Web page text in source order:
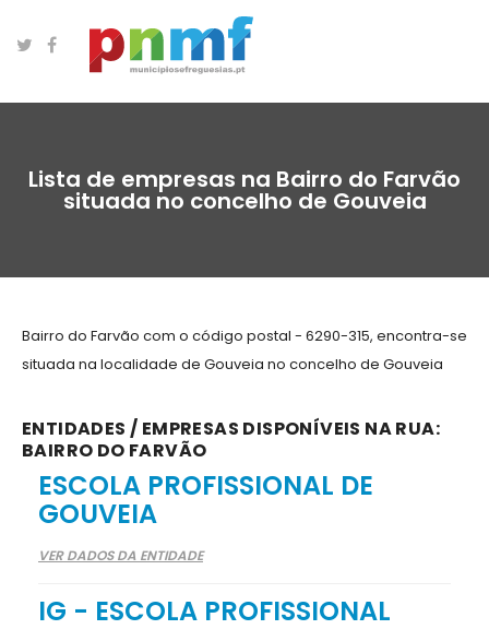
Lista de empresas na Bairro do Farvão
situada no concelho de Gouveia
Bairro do Farvão com o código postal - 6290-315, encontra-se
situada na localidade de Gouveia no concelho de Gouveia
ENTIDADES / EMPRESAS DISPONÍVEIS NA RUA:
BAIRRO DO FARVÃO
ESCOLA PROFISSIONAL DE
GOUVEIA
VER DADOS DA ENTIDADE
IG - ESCOLA PROFISSIONAL